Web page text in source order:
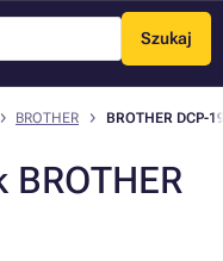
Szukaj
Menu
BROTHER BROTHER DCP-